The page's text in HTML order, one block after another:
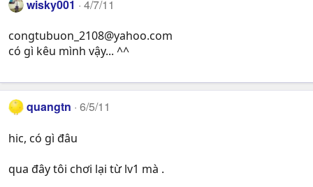
wisky001 4/7/11
congtubuon_2108@yahoo.com
có gì kêu mình vậy... ^^
quangtn 6/5/11
hic, có gì đâu
qua đây tôi chơi lại từ lv1 mà .